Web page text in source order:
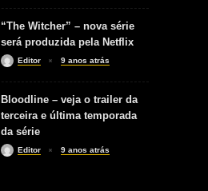
“The Witcher” – nova série
será produzida pela Netflix
Editor 9 anos atrás
Bloodline – veja o trailer da
terceira e última temporada
da série
Editor 9 anos atrás